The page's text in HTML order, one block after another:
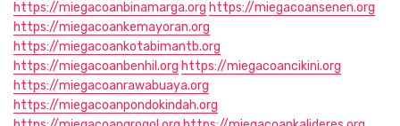
https://miegacoanbinamarga.org https://miegacoansenen.org
https://miegacoankemayoran.org
https://miegacoankotabimantb.org
https://miegacoanbenhil.org https://miegacoancikini.org
https://miegacoanrawabuaya.org
https://miegacoanpondokindah.org